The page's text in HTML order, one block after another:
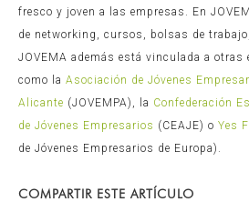
fresco y joven a las empresas. En
de networking, cursos, bolsas de
JOVEMA además está vinculada a otras
como la Asociación de Jóvenes
Alicante (JOVEMPA), la Confederación
de Jóvenes Empresarios (CEAJE) o Yes
de Jóvenes Empresarios de Europa).
COMPARTIR ESTE ARTÍCULO